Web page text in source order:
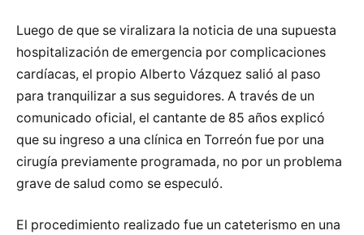
Luego de que se viralizara la noticia de una supuesta
hospitalización de emergencia por complicaciones
cardíacas, el propio Alberto Vázquez salió al paso
para tranquilizar a sus seguidores. A través de un
comunicado oficial, el cantante de 85 años explicó
que su ingreso a una clínica en Torreón fue por una
cirugía previamente programada, no por un problema
grave de salud como se especuló.
El procedimiento realizado fue un cateterismo en una